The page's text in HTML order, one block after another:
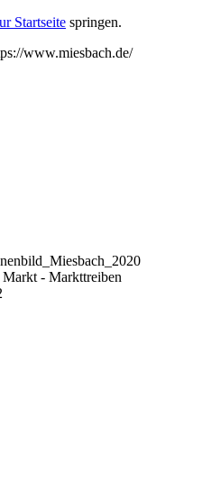
Startseite springen.
www.miesbach.de/